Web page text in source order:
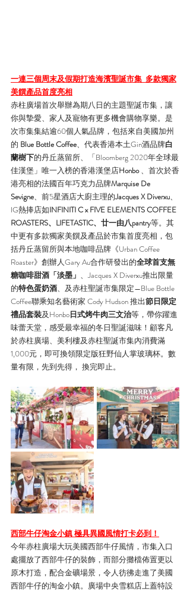
一連三個周末及假期打造海濱聖誕市集  多款獨家
美饌產品首度亮相
赤柱廣場首次舉辦為期八日的主題聖誕市集，讓
你與摯愛、家人及寵物有更多機會購物享樂。是
次市集集結逾60個人氣品牌，包括來自美國加州
的 Blue Bottle Coffee、代表香港本土Gin酒品牌白
蘭樹下的丹丘蒸留所、「Bloomberg 2020年全球最
佳漢堡」唯一入榜的香港漢堡店Honbo 、首次於香
港亮相的法國百年巧克力品牌Marquise De
Sevigne、前5星酒店大廚主理的Jacques X Diverxu、
IG熱捧店如INFINITI C x FIVE ELEMENTS COFFEE
ROASTERS、LIFETASTIC、廿一由八pantry等。其
中更有多款獨家美饌及產品於市集首度亮相，包
括丹丘蒸留所與本地咖啡品牌《Urban Coffee
Roaster》創辦人Gary Au合作研發出的全球首支無
糖咖啡甜酒「淡墨」 、Jacques X Diverxu推出限量
的特色蛋奶酒、及赤柱聖誕市集限定—Blue Bottle
Coffee聯乘知名藝術家 Cody Hudson 推出節日限定
禮品套裝及Honbo日式烤牛肉三文治等，帶你躍進
味蕾天堂，感受最幸福的冬日聖誕滋味！顧客凡
於赤柱廣場、美利樓及赤柱聖誕市集內消費滿
1,000元，即可換領限定版狂野仙人掌玻璃杯。數
量有限，先到先得， 換完即止。
西部牛仔淘金小鎮 極具異國風情打卡必到！
今年赤柱廣場大玩美國西部牛仔風情，市集入口
處擺放了西部牛仔的裝飾，而部分攤檔佈置更以
原木打造，配合金礦場景，令人彷彿走進了美國
西部牛仔的淘金小鎮。廣場中央雪糕店上蓋特設